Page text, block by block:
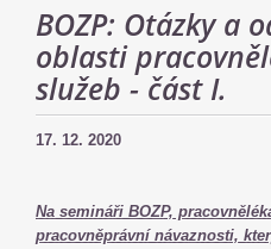
BOZP: Otázky a
oblasti
služeb - část I.
17. 12. 2020
Na semináři BOZP,
pracovněprávní návaznosti,